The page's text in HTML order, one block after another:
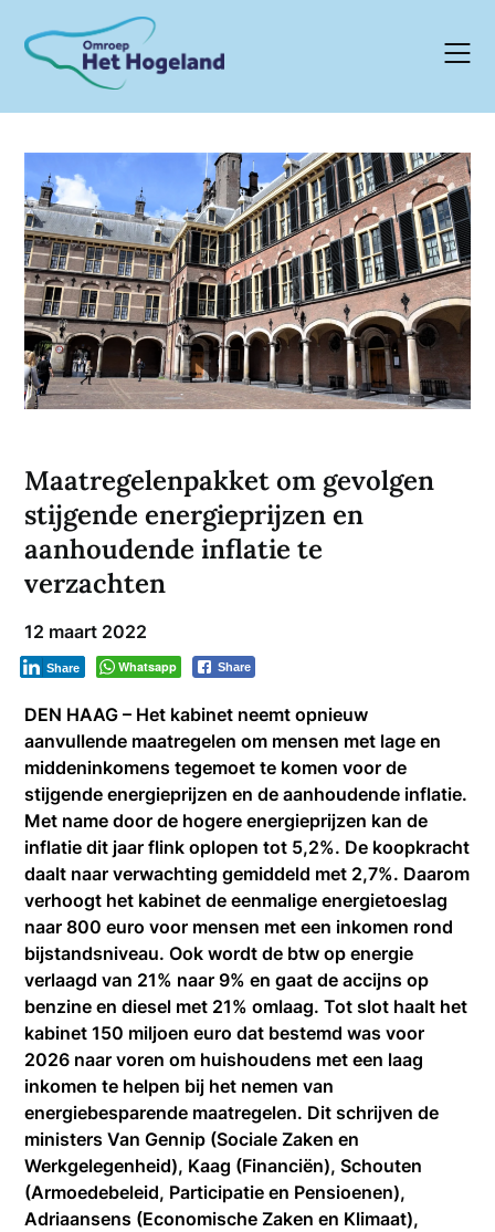
content
Maatregelenpakket om gevolgen
stijgende energieprijzen en
aanhoudende inflatie te
verzachten
12 maart 2022
Whatsapp Share
Share
DEN HAAG – Het kabinet neemt opnieuw
aanvullende maatregelen om mensen met lage en
middeninkomens tegemoet te komen voor de
stijgende energieprijzen en de aanhoudende inflatie.
Met name door de hogere energieprijzen kan de
inflatie dit jaar flink oplopen tot 5,2%. De koopkracht
daalt naar verwachting gemiddeld met 2,7%. Daarom
verhoogt het kabinet de eenmalige energietoeslag
naar 800 euro voor mensen met een inkomen rond
bijstandsniveau. Ook wordt de btw op energie
verlaagd van 21% naar 9% en gaat de accijns op
benzine en diesel met 21% omlaag. Tot slot haalt het
kabinet 150 miljoen euro dat bestemd was voor
2026 naar voren om huishoudens met een laag
inkomen te helpen bij het nemen van
energiebesparende maatregelen. Dit schrijven de
ministers Van Gennip (Sociale Zaken en
Werkgelegenheid), Kaag (Financiën), Schouten
(Armoedebeleid, Participatie en Pensioenen),
Adriaansens (Economische Zaken en Klimaat),